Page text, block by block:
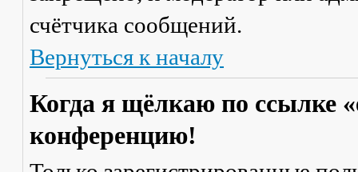
счётчика сообщений.
Вернуться к началу
Когда я щёлкаю по ссылке
конференцию!